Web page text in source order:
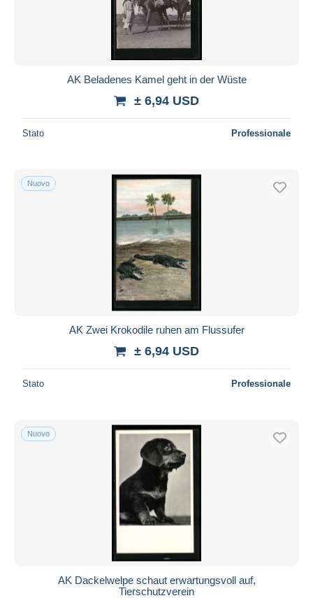
AK Beladenes Kamel geht in der Wüste
± 6,94 USD
Stato Professionale
Nuovo
AK Zwei Krokodile ruhen am Flussufer
± 6,94 USD
Stato Professionale
Nuovo
AK Dackelwelpe schaut erwartungsvoll auf,
Tierschutzverein